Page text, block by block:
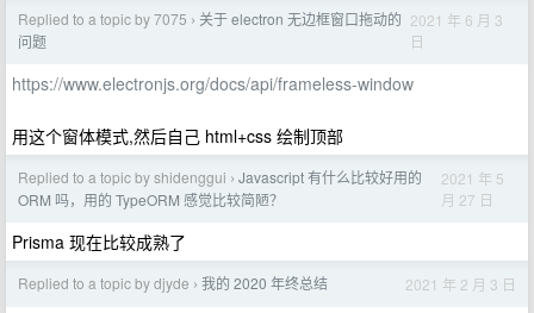
Replied to a topic by 7075 › 关于 electron 无边框窗口拖动的
问题
2021 年 6 月 3
日
https://www.electronjs.org/docs/api/frameless-window
用这个窗体模式,然后自己 html+css 绘制顶部
Replied to a topic by shidenggui › Javascript 有什么比较好用的
ORM 吗，用的 TypeORM 感觉比较简陋？
2021 年 5
月 27 日
Prisma 现在比较成熟了
Replied to a topic by djyde › 我的 2020 年终总结 2021 年 2 月 3 日